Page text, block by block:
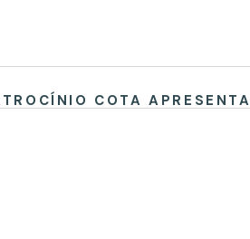
COTA APRESENTA